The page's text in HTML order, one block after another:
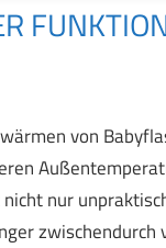
von
nur